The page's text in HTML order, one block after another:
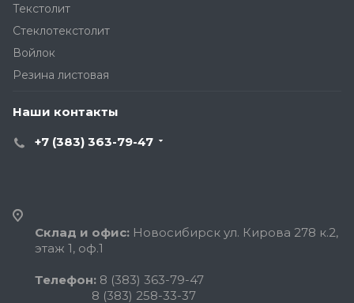
Текстолит
Стеклотекстолит
Войлок
Резина листовая
Наши контакты
+7 (383) 363-79-47
Склад и офис: Новосибирск ул. Кирова 278 к.2,
этаж 1, оф.1
Телефон: 8 (383) 363-79-47
8 (383) 258-33-37